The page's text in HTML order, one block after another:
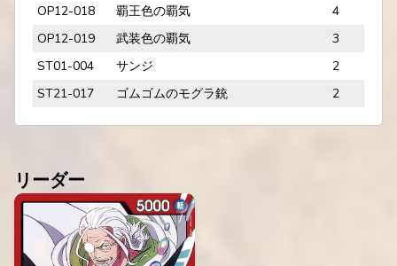
OP12-018
覇王色の覇気
4
OP12-019
武装色の覇気
3
ST01-004
サンジ
2
ST21-017
ゴムゴムのモグラ銃 2
リーダー